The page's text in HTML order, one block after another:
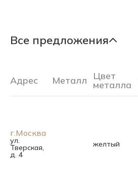
Все предложения
Адрес Металл Цвет
металла
г.Москва
ул.
Тверская,
д. 4
желтый